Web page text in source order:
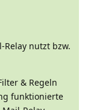
Relay nutzt bzw.
& Regeln
funktionierte